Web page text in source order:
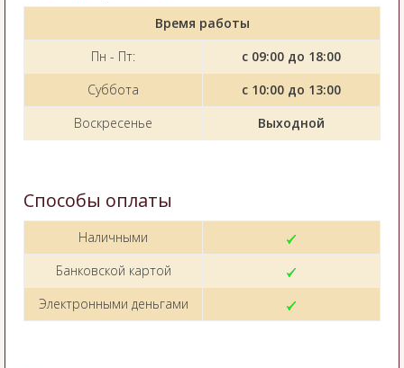
Время работы
Пн - Пт:
с 09:00 до 18:00
Суббота
с 10:00 до 13:00
Воскресенье
Выходной
Способы оплаты
Наличными
Банковской картой
Электронными деньгами